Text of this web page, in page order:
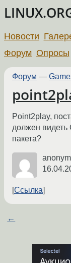
Новости
Форум Опросы
Форум —
Point2play,
должен видеть
пакета?
Ссылка
←